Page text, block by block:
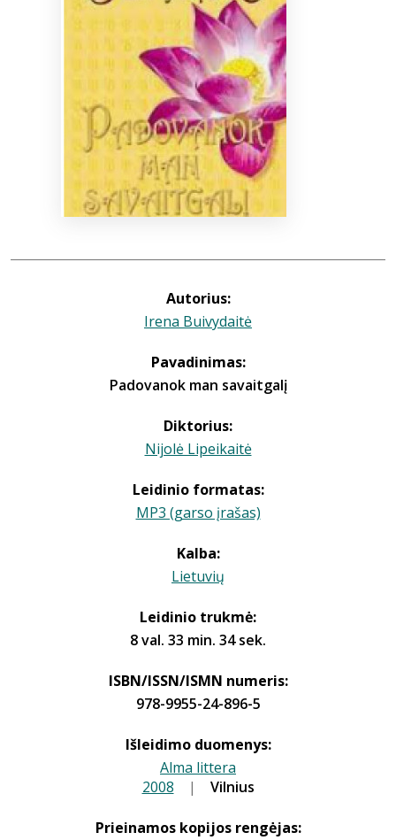
+370 667 80 541
info@elvislab.lt
Autorius:
Irena Buivydaitė
Pavadinimas:
Padovanok man savaitgalį
Diktorius:
Nijolė Lipeikaitė
Leidinio formatas:
MP3 (garso įrašas)
Kalba:
Lietuvių
Leidinio trukmė:
8 val. 33 min. 34 sek.
ISBN/ISSN/ISMN numeris:
978-9955-24-896-5
Išleidimo duomenys:
Alma littera
2008 | Vilnius
Prieinamos kopijos rengėjas: